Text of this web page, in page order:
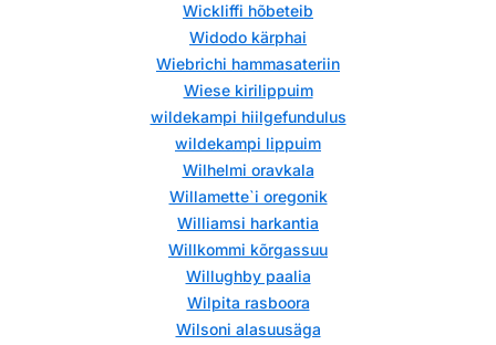
Wickliffi hõbeteib
Widodo kärphai
Wiebrichi hammasateriin
Wiese kirilippuim
wildekampi hiilgefundulus
wildekampi lippuim
Wilhelmi oravkala
Willamette`i oregonik
Williamsi harkantia
Willkommi kõrgassuu
Willughby paalia
Wilpita rasboora
Wilsoni alasuusäga